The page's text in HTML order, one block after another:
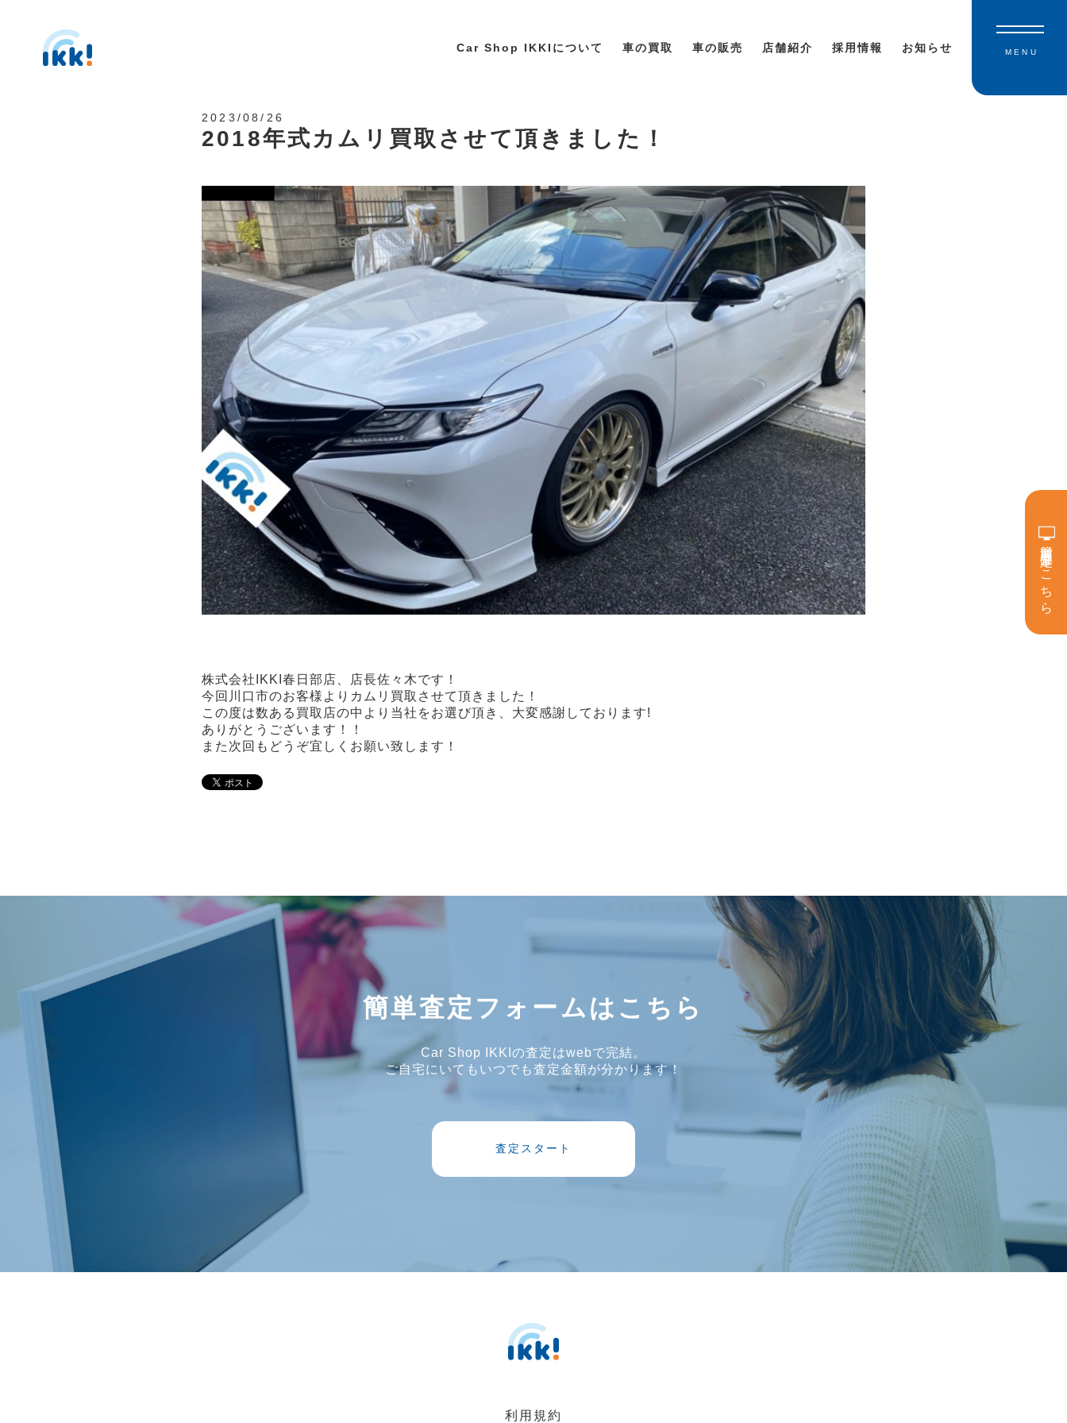
Car Shop IKKIについて 車の買取 車の販売 店舗紹介 採用情報 お知らせ MENU
簡単買取査定はこちら
2023/08/26
2018年式カムリ買取させて頂きました！
株式会社IKKI春日部店、店長佐々木です！
今回川口市のお客様よりカムリ買取させて頂きました！
この度は数ある買取店の中より当社をお選び頂き、大変感謝しております!
ありがとうございます！！
また次回もどうぞ宜しくお願い致します！
簡単査定フォームはこちら
Car Shop IKKIの査定はwebで完結。
ご自宅にいてもいつでも査定金額が分かります！
査定スタート
利用規約